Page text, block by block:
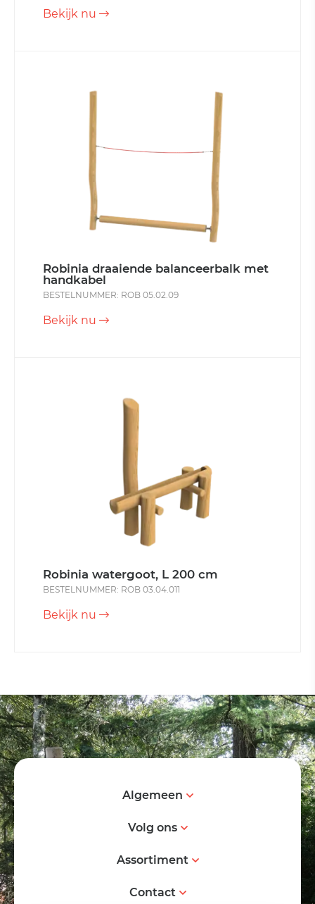
Bekijk nu
Robinia draaiende balanceerbalk met
handkabel
BESTELNUMMER: ROB 05.02.09
Bekijk nu
Robinia watergoot, L 200 cm
BESTELNUMMER: ROB 03.04.011
Bekijk nu
Algemeen
Volg ons
Assortiment
Contact